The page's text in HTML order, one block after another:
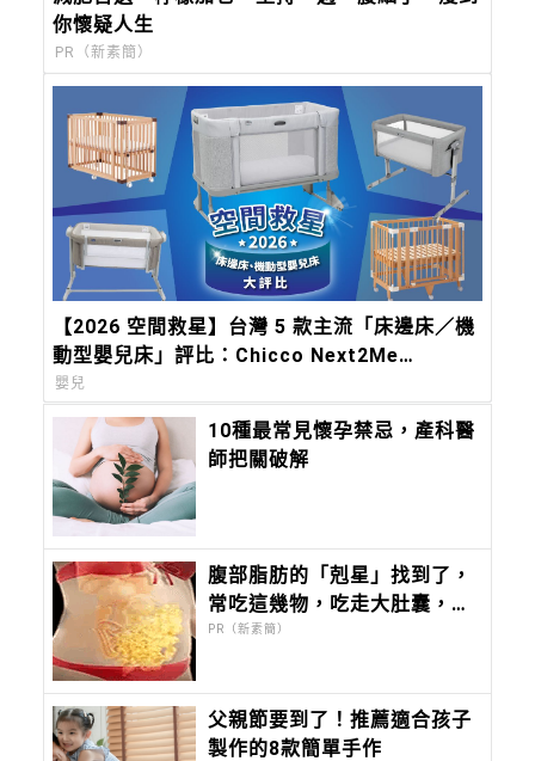
你懷疑人生
PR（新素簡）
【2026 空間救星】台灣 5 款主流「床邊床／機
動型嬰兒床」評比：Chicco Next2Me
Forever，都會育兒的終極解方
嬰兒
10種最常見懷孕禁忌，產科醫
師把關破解
腹部脂肪的「剋星」找到了，
常吃這幾物，吃走大肚囊，瘦
出小蠻腰
PR（新素簡）
父親節要到了！推薦適合孩子
製作的8款簡單手作